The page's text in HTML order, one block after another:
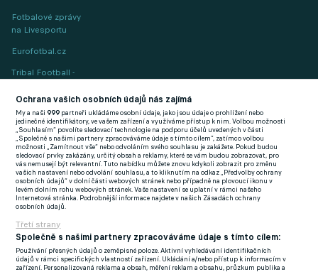
Fotbalové zprávy
na Livesportu
Eurofotbal.cz
Tribal Football -
(EN)
FlashFutbal (SK)
Tenisportal.cz
Tenisové zprávy
na Livesportu
Podmínky užití GDPR a žurnalistika
Ochrana vašich osobních údajů nás zajímá
My a naši999 partneři ukládáme osobní údaje, jako jsou údaje o prohlížení nebo
jedinečné identifikátory, ve vašem zařízení a využíváme přístup k nim. Volbou možnosti
„Souhlasím“ povolíte sledovací technologie na podporu účelů uvedených v části
„Společně s našimi partnery zpracováváme údaje s tímto cílem“, zatímco volbou
možnosti „Zamítnout vše“ nebo odvoláním svého souhlasu je zakážete. Pokud budou
sledovací prvky zakázány, určitý obsah a reklamy, které se vám budou zobrazovat, pro
vás nemusejí být relevantní. Tuto nabídku můžete znovu kdykoli zobrazit pro změnu
vašich nastavení nebo odvolání souhlasu, a to kliknutím na odkaz „Předvolby ochrany
osobních údajů“ v dolní části webových stránek nebo případně na plovoucí ikonu v
levém dolním rohu webových stránek. Vaše nastavení se uplatní v rámci našeho
Internetová stránka. Podrobnější informace najdete v našich Zásadách ochrany
osobních údajů.
Třetí strany
Společně s našimi partnery zpracováváme údaje s tímto cílem:
Používání přesných údajů o zeměpisné poloze. Aktivní vyhledávání identifikačních
údajů v rámci specifických vlastností zařízení. Ukládání a/nebo přístup k informacím v
zařízení. Personalizovaná reklama a obsah, měření reklam a obsahu, průzkum publika a